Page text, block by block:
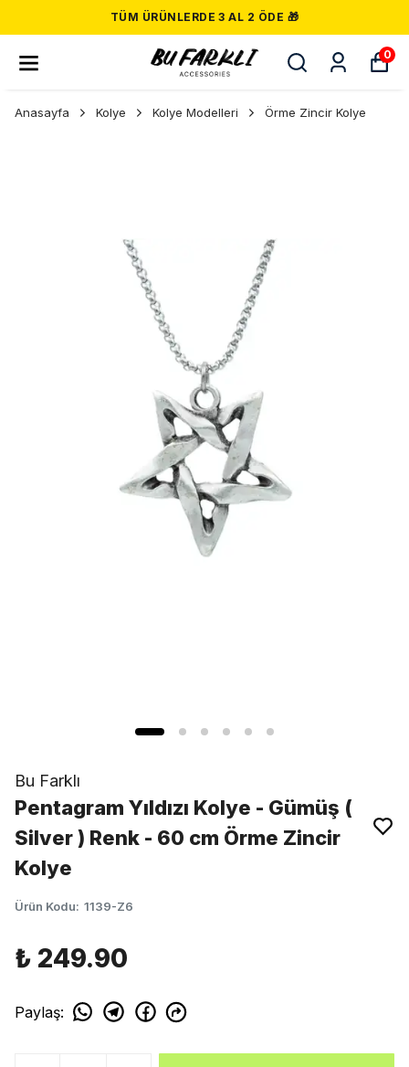
TÜM ÜRÜNLERDE 3 AL 2 ÖDE 🎁
0
Anasayfa Kolye Kolye Modelleri Örme Zincir Kolye
Bu Farklı
Pentagram Yıldızı Kolye - Gümüş (
Silver ) Renk - 60 cm Örme Zincir
Kolye
Ürün Kodu: 1139-Z6
₺ 249.90
Paylaş: